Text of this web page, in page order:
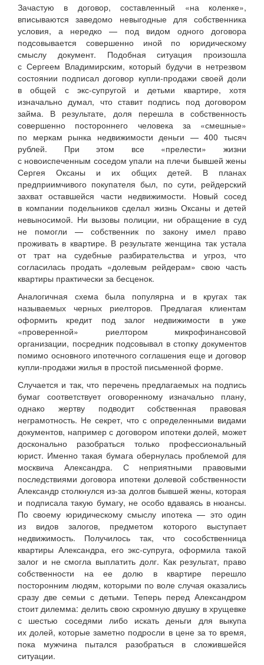
Зачастую в договор, составленный «на коленке»,
вписываются заведомо невыгодные для собственника
условия, а нередко — под видом одного договора
подсовывается совершенно иной по юридическому
смыслу документ. Подобная ситуация произошла
с Сергеем Владимирским, который будучи в нетрезвом
состоянии подписал договор купли-продажи своей доли
в общей с экс-супругой и детьми квартире, хотя
изначально думал, что ставит подпись под договором
займа. В результате, доля перешла в собственность
совершенно постороннего человека за «смешные»
по меркам рынка недвижимости деньги — 400 тысяч
рублей. При этом все «прелести» жизни
с новоиспеченным соседом упали на плечи бывшей жены
Сергея Оксаны и их общих детей. В планах
предприимчивого покупателя был, по сути, рейдерский
захват оставшейся части недвижимости. Новый сосед
в компании подельников сделал жизнь Оксаны и детей
невыносимой. Ни вызовы полиции, ни обращение в суд
не помогли — собственник по закону имел право
проживать в квартире. В результате женщина так устала
от трат на судебные разбирательства и угроз, что
согласилась продать «долевым рейдерам» свою часть
квартиры практически за бесценок.
Аналогичная схема была популярна и в кругах так
называемых черных риелторов. Предлагая клиентам
оформить кредит под залог недвижимости в уже
«проверенной» риелтором микрофинансовой
организации, посредник подсовывал в стопку документов
помимо основного ипотечного соглашения еще и договор
купли-продажи жилья в простой письменной форме.
Случается и так, что перечень предлагаемых на подпись
бумаг соответствует оговоренному изначально плану,
однако жертву подводит собственная правовая
неграмотность. Не секрет, что с определенными видами
документов, например с договором ипотеки долей, может
досконально разобраться только профессиональный
юрист. Именно такая бумага обернулась проблемой для
москвича Александра. С неприятными правовыми
последствиями договора ипотеки долевой собственности
Александр столкнулся из-за долгов бывшей жены, которая
и подписала такую бумагу, не особо вдаваясь в нюансы.
По своему юридическому смыслу ипотека — это один
из видов залогов, предметом которого выступает
недвижимость. Получилось так, что сособственница
квартиры Александра, его экс-супруга, оформила такой
залог и не смогла выплатить долг. Как результат, право
собственности на ее долю в квартире перешло
посторонним людям, которыми по воле случая оказались
сразу две семьи с детьми. Теперь перед Александром
стоит дилемма: делить свою скромную двушку в хрущевке
с шестью соседями либо искать деньги для выкупа
их долей, которые заметно подросли в цене за то время,
пока мужчина пытался разобраться в сложившейся
ситуации.